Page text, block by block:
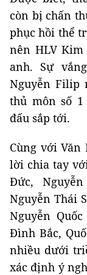
còn bị chấn
phục hồi thể
nên HLV Kim
anh. Sự
Nguyễn Filip
thủ môn số
đấu sắp tới.
Cùng với
lời chia tay
Đức,
Nguyễn Thái
Nguyễn
Đình Bắc,
nhiều dưới
xác định ý